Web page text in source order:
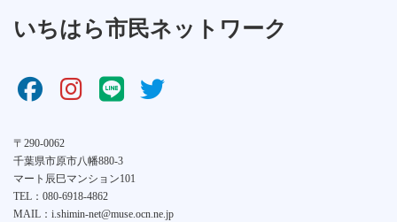
いちはら市民ネットワーク
〒290-0062
千葉県市原市八幡880-3
マート辰巳マンション101
TEL：080-6918-4862
MAIL：i.shimin-net@muse.ocn.ne.jp